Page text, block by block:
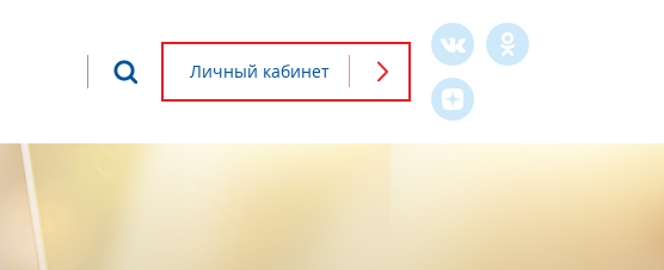
Личный кабинет
Форма
поиска
Что будем искать?